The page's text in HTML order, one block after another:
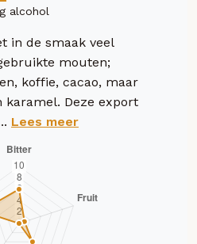
alcohol
in de smaak veel
mouten;
koffie, cacao, maar
karamel. Deze export
Lees meer